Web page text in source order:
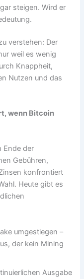
steigen. Wird er
verstehen: Der
weil es wenig
Knappheit,
Nutzen und das
wenn Bitcoin
Ende der
Gebühren,
konfrontiert
Heute gibt es
umgestiegen –
der kein Mining
Ausgabe